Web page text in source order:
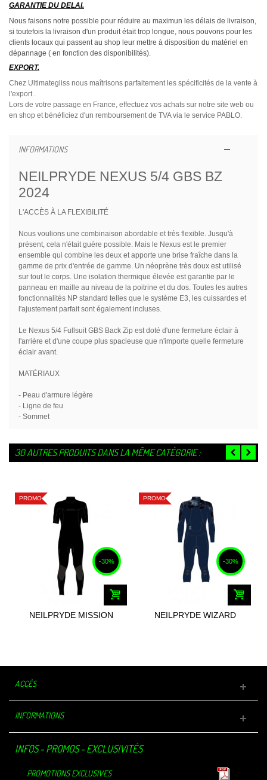
GARANTIE DU DELAI.
Nous faisons notre possible pour réduire au maximun les délais de livraison,
si toutefois la livraison d'un produit était trop longue, nous pouvons pour les
clients locaux qui passent au shop leur mettre à disposition du matériel en
dépannage ( en fonction des disponibilités).
EXPORT.
Chez Ultimategliss nous maîtrisons parfaitement les spécificités de la vente à
l'export .
Lors de votre passage en France, effectuez vos achats sur notre site web ou
en shop et bénéficiez d'un remboursement de TVA via le service PABLO.
INFORMATIONS
NEILPRYDE NEXUS 5/4 GBS BZ
2024
L'ACCÈS À LA FLEXIBILITÉ
Nous voulions une combinaison abordable et très flexible. Jusqu'à
présent, cela n'était guère possible. Mais le Nexus est le premier
ensemble qui combine les deux et apporte une brise fraîche dans la
gamme de prix d'entrée de gamme. Un néoprène très doux est utilisé
sur tout le corps. Une isolation thermique élevée est garantie par le
panneau en maille au niveau de la poitrine et du dos. Toutes les autres
fonctionnalités NP standard telles que le système E3, les cuissardes et
l'ajustement parfait sont également incluses.
Le Nexus 5/4 Fullsuit GBS Back Zip est doté d'une fermeture éclair à
l'arrière et d'une coupe plus spacieuse que n'importe quelle fermeture
éclair avant.
MATÉRIAUX
- Peau d'armure légère
- Ligne de feu
- Sommet
30 AUTRES PRODUITS DANS LA MÊME CATÉGORIE :
PROMO
-30%
NEILPRYDE MISSION
PROMO
-30%
NEILPRYDE WIZARD
ACCÈS
INFORMATIONS
INFOS - PROMOS - EXCLUSIVITÉS
PROMOTIONS EXCLUSIVES